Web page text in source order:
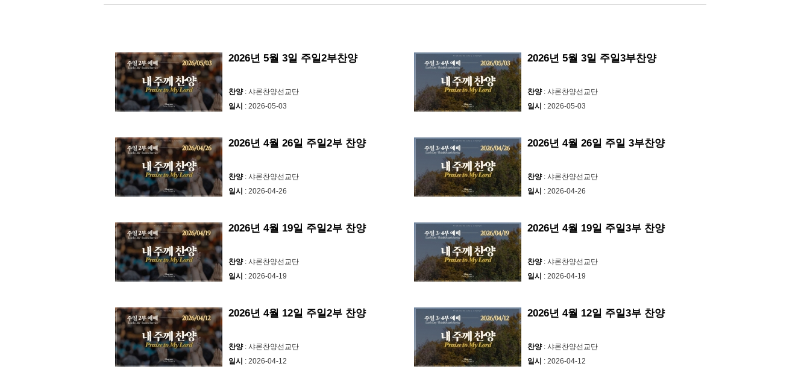
itte ce
2026년 5월 3일 주일2부찬양
찬양: 샤론찬양선교단
일시 : 2026-05-03
2026년 5월 3일 주일3부찬양
찬양: 샤론찬양선교단
일시 : 2026-05-03
2026년 4월 26일 주일2부 찬양
찬양: 샤론찬양선교단
일시 : 2026-04-26
2026년 4월 26일 주일 3부찬양
찬양: 샤론찬양선교단
일시 : 2026-04-26
2026년 4월 19일 주일2부 찬양
찬양: 샤론찬양선교단
일시 : 2026-04-19
2026년 4월 19일 주일3부 찬양
찬양: 샤론찬양선교단
일시 : 2026-04-19
2026년 4월 12일 주일2부 찬양
찬양: 샤론찬양선교단
일시 : 2026-04-12
2026년 4월 12일 주일3부 찬양
찬양: 샤론찬양선교단
일시 : 2026-04-12